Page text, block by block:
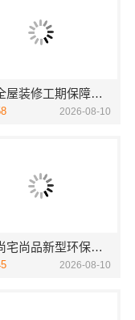
本地全屋装修工期保障大平层首选浙江臻美新型建材有限公司
2026-08-10
江西尚宅尚品新型环保材料有限公司专注江西家装奶油风设计
2026-08-10